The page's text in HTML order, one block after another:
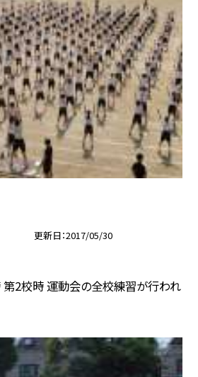
更新日 2017/05/30
2校時 運動会の全校練習が行われ